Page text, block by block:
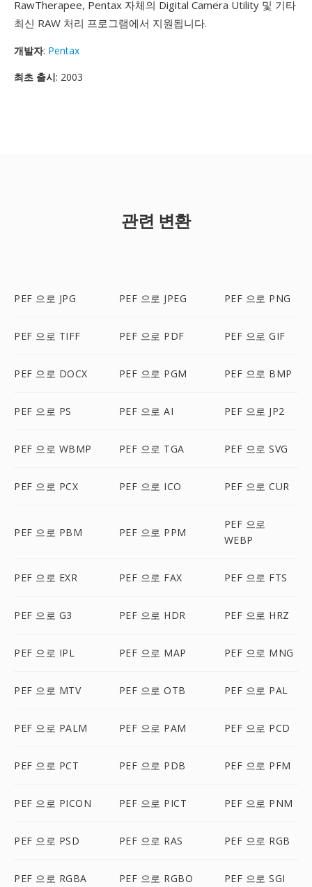
RawTherapee, Pentax 자체의 Digital Camera Utility 및 기타
최신 RAW 처리 프로그램에서 지원됩니다.
개발자: Pentax
최초 출시: 2003
관련 변환
PEF 으로 JPG PEF 으로 JPEG PEF 으로 PNG
PEF 으로 TIFF PEF 으로 PDF PEF 으로 GIF
PEF 으로 DOCX PEF 으로 PGM PEF 으로 BMP
PEF 으로 PS PEF 으로 AI PEF 으로 JP2
PEF 으로 WBMP PEF 으로 TGA PEF 으로 SVG
PEF 으로 PCX PEF 으로 ICO PEF 으로 CUR
PEF 으로 PBM PEF 으로 PPM
PEF 으로
WEBP
PEF 으로 EXR PEF 으로 FAX PEF 으로 FTS
PEF 으로 G3 PEF 으로 HDR PEF 으로 HRZ
PEF 으로 IPL PEF 으로 MAP PEF 으로 MNG
PEF 으로 MTV PEF 으로 OTB PEF 으로 PAL
PEF 으로 PALM PEF 으로 PAM PEF 으로 PCD
PEF 으로 PCT PEF 으로 PDB PEF 으로 PFM
PEF 으로 PICON PEF 으로 PICT PEF 으로 PNM
PEF 으로 PSD PEF 으로 RAS PEF 으로 RGB
PEF 으로 RGBA PEF 으로 RGBO PEF 으로 SGI